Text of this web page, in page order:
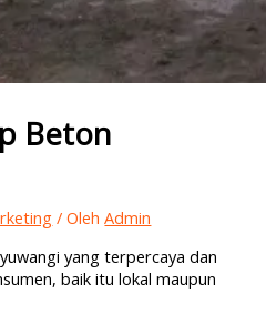
Beton
/ OlehAdmin
yang terpercaya dan
baik itu lokal maupun